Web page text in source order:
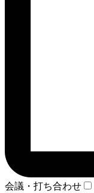
会議・打ち合わせ